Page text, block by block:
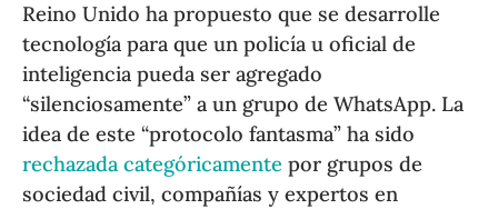
Reino Unido ha propuesto que se desarrolle
tecnología para que un policía u oficial de
inteligencia pueda ser agregado
“silenciosamente” a un grupo de WhatsApp. La
idea de este “protocolo fantasma” ha sido
rechazada categóricamente por grupos de
sociedad civil, compañías y expertos en